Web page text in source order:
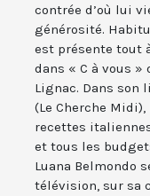
contrée d’où lui
générosité.
est présente tout
dans « C à vous »
Lignac. Dans son
(Le Cherche
recettes
et tous les
Luana Belmondo
télévision, sur sa